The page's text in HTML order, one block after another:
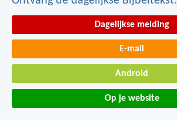
Dagelijkse melding
E-mail
Android
Op je website